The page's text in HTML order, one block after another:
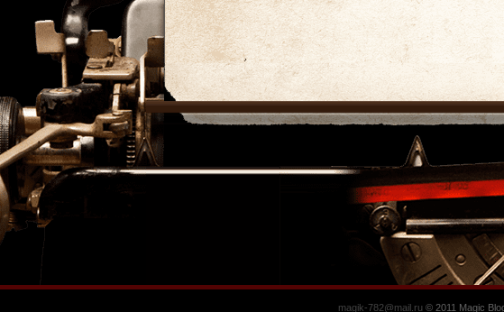
magik-782@mail.ru © 2011 Magic